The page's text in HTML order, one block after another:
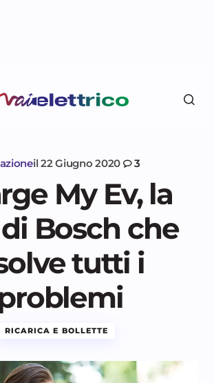
il 22 Giugno 2020 3
My Ev, la
Bosch che
tutti i
RICARICA E BOLLETTE